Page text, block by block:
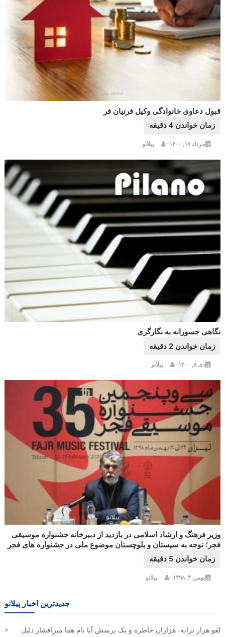
قبول دعاوی خانوادگی وکیل فرنیان فر
مرداد ۱۷, ۱۴۰۰ پیلانو
نگاهی جسورانه به نگارگری
دی ۸, ۱۴۰۰ پیلانو
وزیر فرهنگ و ارشاد اسلامی در بازدید از دبیرخانه جشنواره موسیقی
فجر؛ توجه به سیستان و بلوچستان موضوع ملی در جشنواره های فجر
بهمن ۴, ۱۳۹۸ پیلانو
جدیدترین اخبار پیلانو
لغو هزار ترانه، هزاران خاطره و یک پرسش آیا نام هما میرافشار دلیل